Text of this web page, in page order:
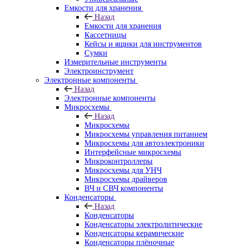
Емкости для хранения
Назад
Емкости для хранения
Кассетницы
Кейсы и ящики для инструментов
Сумки
Измерительные инструменты
Электроинструмент
Электронные компоненты
Назад
Электронные компоненты
Микросхемы
Назад
Микросхемы
Микросхемы управления питанием
Микросхемы для автоэлектроники
Интерфейсные микросхемы
Микроконтроллеры
Микросхемы для УНЧ
Микросхемы драйверов
ВЧ и СВЧ компоненты
Конденсаторы
Назад
Конденсаторы
Конденсаторы электролитические
Конденсаторы керамические
Конденсаторы плёночные